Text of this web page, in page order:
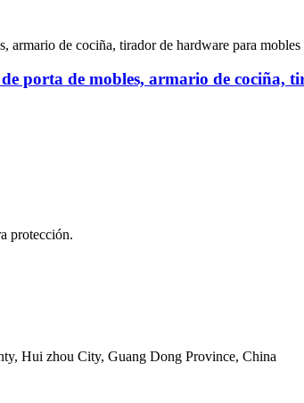
porta de mobles, armario de cociña,
protección.
Hui zhou City, Guang Dong Province, China